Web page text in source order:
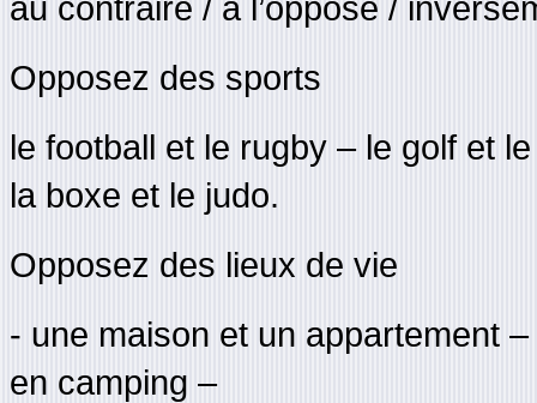
Opposez des sports
le football et le rugby – le golf et
la boxe et le judo.
Opposez des lieux de vie
- une maison et un appartement
en camping –